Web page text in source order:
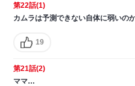
第22話(1)
カムラは予測できない自体に弱いの
19
第21話(2)
ママ…